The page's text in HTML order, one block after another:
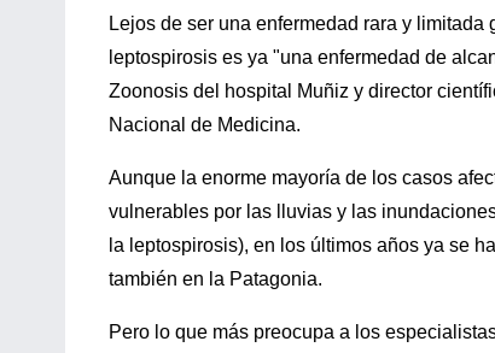
Lejos de ser una enfermedad rara y
leptospirosis es ya "una enfermedad de
Zoonosis del hospital Muñiz y director
Nacional de Medicina.
Aunque la enorme mayoría de los casos
vulnerables por las lluvias y las
la leptospirosis), en los últimos años ya se
también en la Patagonia.
Pero lo que más preocupa a los